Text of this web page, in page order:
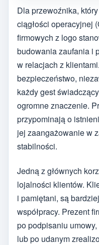
Dla przewoźnika,
ciągłości operacyjnej
firmowych z logo
budowania zaufania i
w relacjach z
bezpieczeństwo,
każdy gest
ogromne znaczenie.
przypominają o
jej zaangażowanie w
stabilności.
Jedną z głównych
lojalności klientów.
i pamiętani, są
współpracy. Prezent
po podpisaniu
lub po udanym